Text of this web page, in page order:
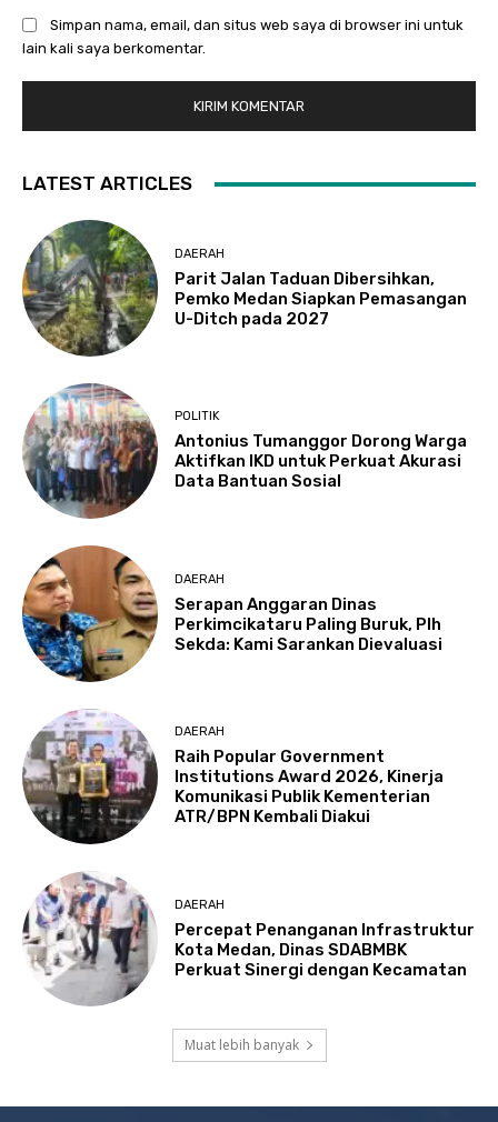
Simpan nama, email, dan situs web saya di browser ini untuk
lain kali saya berkomentar.
LATEST ARTICLES
DAERAH
Parit Jalan Taduan Dibersihkan,
Pemko Medan Siapkan Pemasangan
U-Ditch pada 2027
POLITIK
Antonius Tumanggor Dorong Warga
Aktifkan IKD untuk Perkuat Akurasi
Data Bantuan Sosial
DAERAH
Serapan Anggaran Dinas
Perkimcikataru Paling Buruk, Plh
Sekda: Kami Sarankan Dievaluasi
DAERAH
Raih Popular Government
Institutions Award 2026, Kinerja
Komunikasi Publik Kementerian
ATR/BPN Kembali Diakui
DAERAH
Percepat Penanganan Infrastruktur
Kota Medan, Dinas SDABMBK
Perkuat Sinergi dengan Kecamatan
Muat lebih banyak